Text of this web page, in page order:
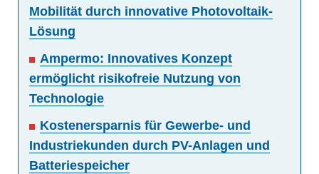
Mobilität durch innovative Photovoltaik-
Lösung
Ampermo: Innovatives Konzept
ermöglicht risikofreie Nutzung von
Technologie
Kostenersparnis für Gewerbe- und
Industriekunden durch PV-Anlagen und
Batteriespeicher